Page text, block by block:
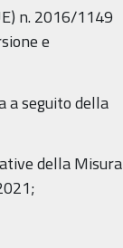
n. 2016/1149
e
a seguito della
della Misura